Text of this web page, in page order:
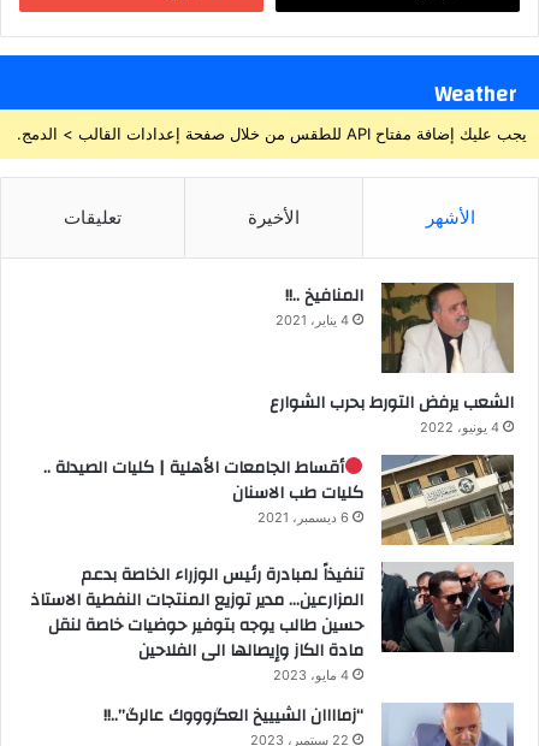
Weather
يجب عليك إضافة مفتاح API للطقس من خلال صفحة إعدادات القالب > الدمج.
الأشهر الأخيرة تعليقات
المنافيخ ..!!
4 يناير، 2021
الشعب يرفض التورط بحرب الشوارع
4 يونيو، 2022
أقساط الجامعات الأهلية | كليات الصيدلة ..
كليات طب الاسنان
6 ديسمبر، 2021
تنفيذاً لمبادرة رئيس الوزراء الخاصة بدعم
المزارعين… مدير توزيع المنتجات النفطية الاستاذ
حسين طالب يوجه بتوفير حوضيات خاصة لنقل
مادة الكاز وإيصالها الى الفلاحين
4 مايو، 2023
“زماااان الشيييخ العگروووك عالرگ”..!!
22 سبتمبر، 2023